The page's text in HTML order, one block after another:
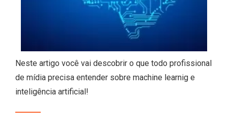
Neste artigo você vai descobrir o que todo profissional
de mídia precisa entender sobre machine learnig e
inteligência artificial!